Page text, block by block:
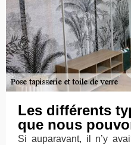
Les différents
que nous
Si auparavant, il n’y